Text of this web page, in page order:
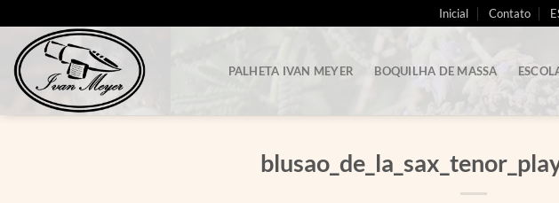
to
content
Inicial Contato
PALHETA IVAN MEYER BOQUILHA DE MASSA